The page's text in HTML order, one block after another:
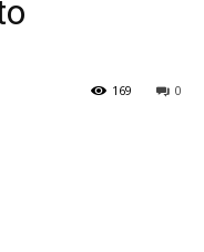
0
169